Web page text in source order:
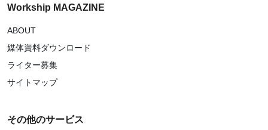
Workship MAGAZINE
ABOUT
媒体資料ダウンロード
ライター募集
サイトマップ
その他のサービス